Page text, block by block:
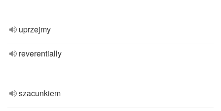
uprzejmy
reverentially
szacunkiem